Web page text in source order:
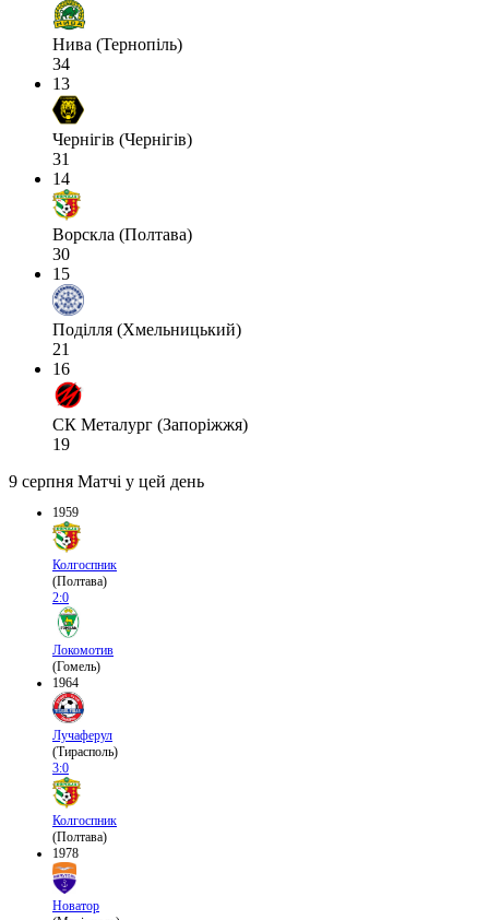
Нива (Тернопіль)
34
13
Чернігів (Чернігів)
31
14
Ворскла (Полтава)
30
15
Поділля (Хмельницький)
21
16
СК Металург (Запоріжжя)
19
9 серпня Матчі у цей день
1959
Колгоспник
(Полтава)
2:0
Локомотив
(Гомель)
1964
Лучаферул
(Тирасполь)
3:0
Колгоспник
(Полтава)
1978
Новатор